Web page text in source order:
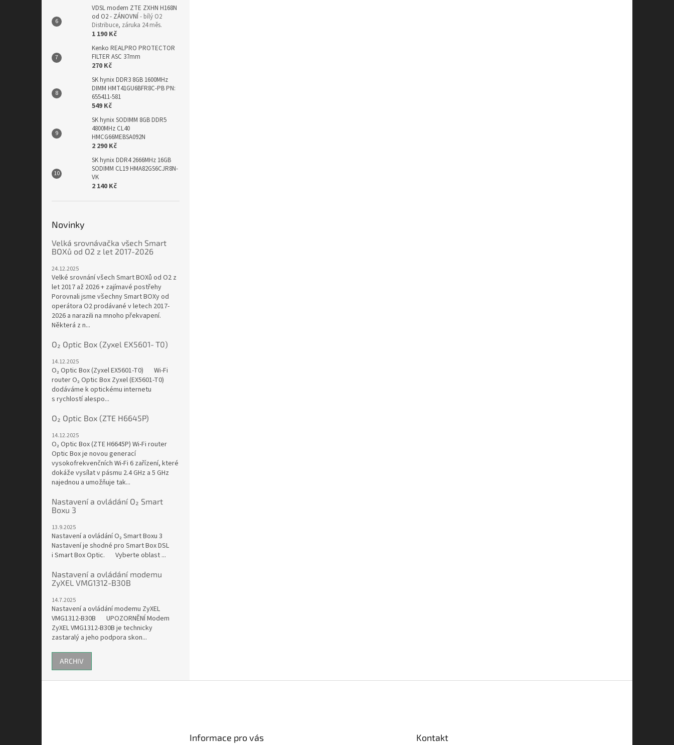
VDSL modem ZTE ZXHN H168N
od O2 - ZÁNOVNÍ - bílý O2
Distribuce, záruka 24 měs.
1 190 Kč
Kenko REALPRO PROTECTOR
FILTER ASC 37mm
270 Kč
SK hynix DDR3 8GB 1600MHz
DIMM HMT41GU6BFR8C-PB PN:
655411-581
549 Kč
SK hynix SODIMM 8GB DDR5
4800MHz CL40
HMCG66MEBSA092N
2 290 Kč
SK hynix DDR4 2666MHz 16GB
SODIMM CL19 HMA82GS6CJR8N-
VK
2 140 Kč
Novinky
Velká srovnávačka všech Smart
BOXů od O2 z let 2017-2026
24.12.2025
Velké srovnání všech Smart BOXů od O2 z
let 2017 až 2026 + zajímavé postřehy
Porovnali jsme všechny Smart BOXy od
operátora O2 prodávané v letech 2017-
2026 a narazili na mnoho překvapení.
Některá z n...
O₂ Optic Box (Zyxel EX5601‑T0)
14.12.2025
O₂ Optic Box (Zyxel EX5601‑T0) Wi-Fi
router O₂ Optic Box Zyxel (EX5601-T0)
dodáváme k optickému internetu
s rychlostí alespo...
O₂ Optic Box (ZTE H6645P)
14.12.2025
O₂ Optic Box (ZTE H6645P) Wi-Fi router
Optic Box je novou generací
vysokofrekvenčních Wi-Fi 6 zařízení, které
dokáže vysílat v pásmu 2.4 GHz a 5 GHz
najednou a umožňuje tak...
Nastavení a ovládání O₂ Smart
Boxu 3
13.9.2025
Nastavení a ovládání O₂ Smart Boxu 3
Nastavení je shodné pro Smart Box DSL
i Smart Box Optic. Vyberte oblast ...
Nastavení a ovládání modemu
ZyXEL VMG1312-B30B
14.7.2025
Nastavení a ovládání modemu ZyXEL
VMG1312-B30B UPOZORNĚNÍ Modem
ZyXEL VMG1312-B30B je technicky
zastaralý a jeho podpora skon...
ARCHIV
Informace pro vás Kontakt